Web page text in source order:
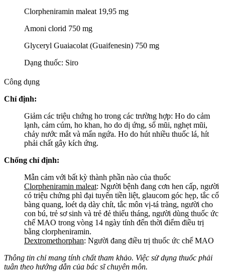
Clorpheniramin maleat 19,95 mg
Amoni clorid 750 mg
Glyceryl Guaiacolat (Guaifenesin) 750 mg
Dạng thuốc: Siro
Công dụng
Chỉ định:
Giảm các triệu chứng ho trong các trường hợp: Ho do cảm
lạnh, cảm cúm, ho khan, ho do dị ứng, sổ mũi, nghẹt mũi,
chảy nước mắt và mẩn ngứa. Ho do hút nhiều thuốc lá, hít
phải chất gây kích ứng.
Chống chỉ định:
Mẫn cảm với bất kỳ thành phần nào của thuốc
Clorpheniramin maleat: Người bệnh đang cơn hen cấp, người
có triệu chứng phì đại tuyến tiền liệt, glaucom góc hẹp, tắc cổ
bàng quang, loét dạ dày chít, tắc môn vị-tá tràng, người cho
con bú, trẻ sơ sinh và trẻ đẻ thiếu tháng, người dùng thuốc ức
chế MAO trong vòng 14 ngày tính đến thời điểm điều trị
bằng clorpheniramin.
Dextromethorphan: Người đang điều trị thuốc ức chế MAO
Thông tin chỉ mang tính chất tham khảo. Việc sử dụng thuốc phải
tuân theo hướng dẫn của bác sĩ chuyên môn.